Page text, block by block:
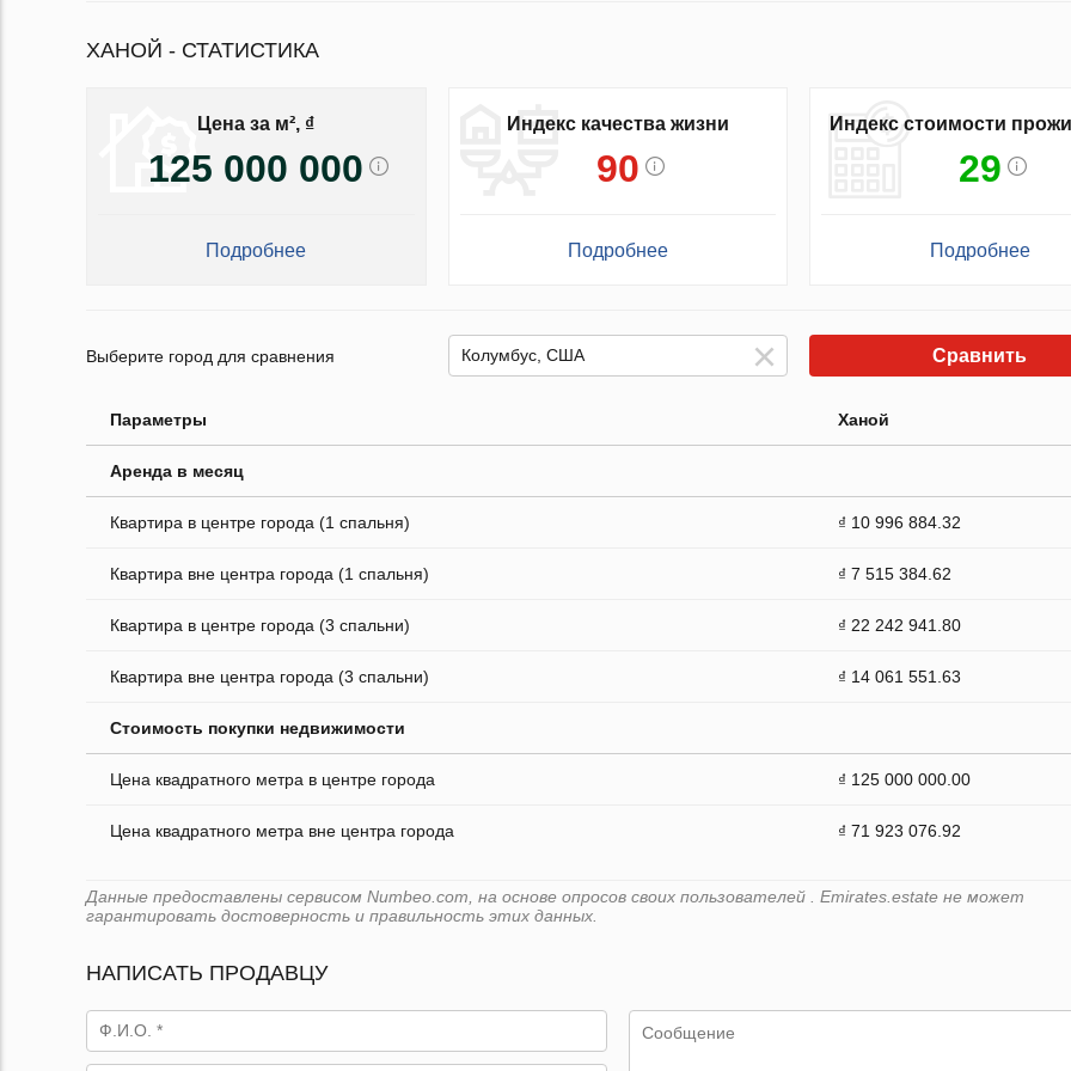
ХАНОЙ - СТАТИСТИКА
Цена за м², ₫
125 000 000
Подробнее
Индекс качества жизни
90
Подробнее
Индекс стоимости
29
Подробнее
Выберите город для сравнения Сравнить
Параметры Ханой
Аренда в месяц
Квартира в центре города (1 спальня) ₫ 10 996 884.32
Квартира вне центра города (1 спальня) ₫ 7 515 384.62
Квартира в центре города (3 спальни) ₫ 22 242 941.80
Квартира вне центра города (3 спальни) ₫ 14 061 551.63
Стоимость покупки недвижимости
Цена квадратного метра в центре города ₫ 125 000 000.00
Цена квадратного метра вне центра города ₫ 71 923 076.92
Данные предоставлены сервисом Numbeo.com, на основе опросов своих пользователей . Emirates.estate не может
гарантировать достоверность и правильность этих данных.
НАПИСАТЬ ПРОДАВЦУ